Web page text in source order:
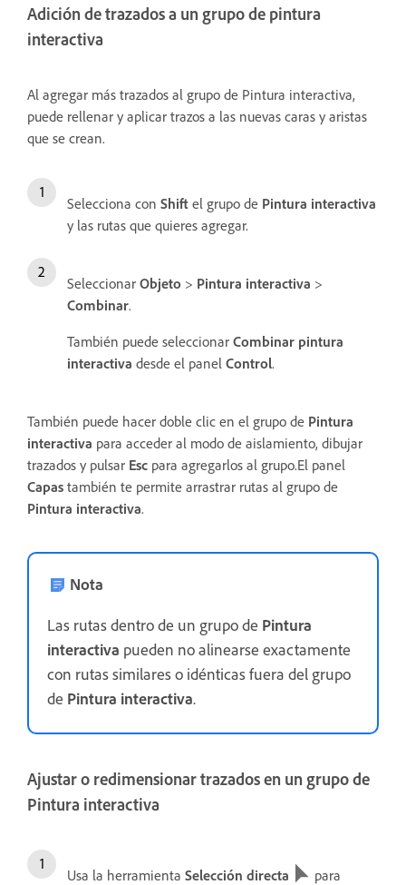
Adición de trazados a un grupo de pintura
interactiva
Al agregar más trazados al grupo de Pintura interactiva,
puede rellenar y aplicar trazos a las nuevas caras y aristas
que se crean.
Selecciona con Shift el grupo de Pintura interactiva
y las rutas que quieres agregar.
Seleccionar Objeto > Pintura interactiva >
Combinar.
También puede seleccionar Combinar pintura
interactiva desde el panel Control.
También puede hacer doble clic en el grupo de Pintura
interactiva para acceder al modo de aislamiento, dibujar
trazados y pulsar Esc para agregarlos al grupo.El panel
Capas también te permite arrastrar rutas al grupo de
Pintura interactiva.
Nota
Las rutas dentro de un grupo de Pintura
interactiva pueden no alinearse exactamente
con rutas similares o idénticas fuera del grupo
de Pintura interactiva.
Ajustar o redimensionar trazados en un grupo de
Pintura interactiva
Usa la herramienta Selección directa
para